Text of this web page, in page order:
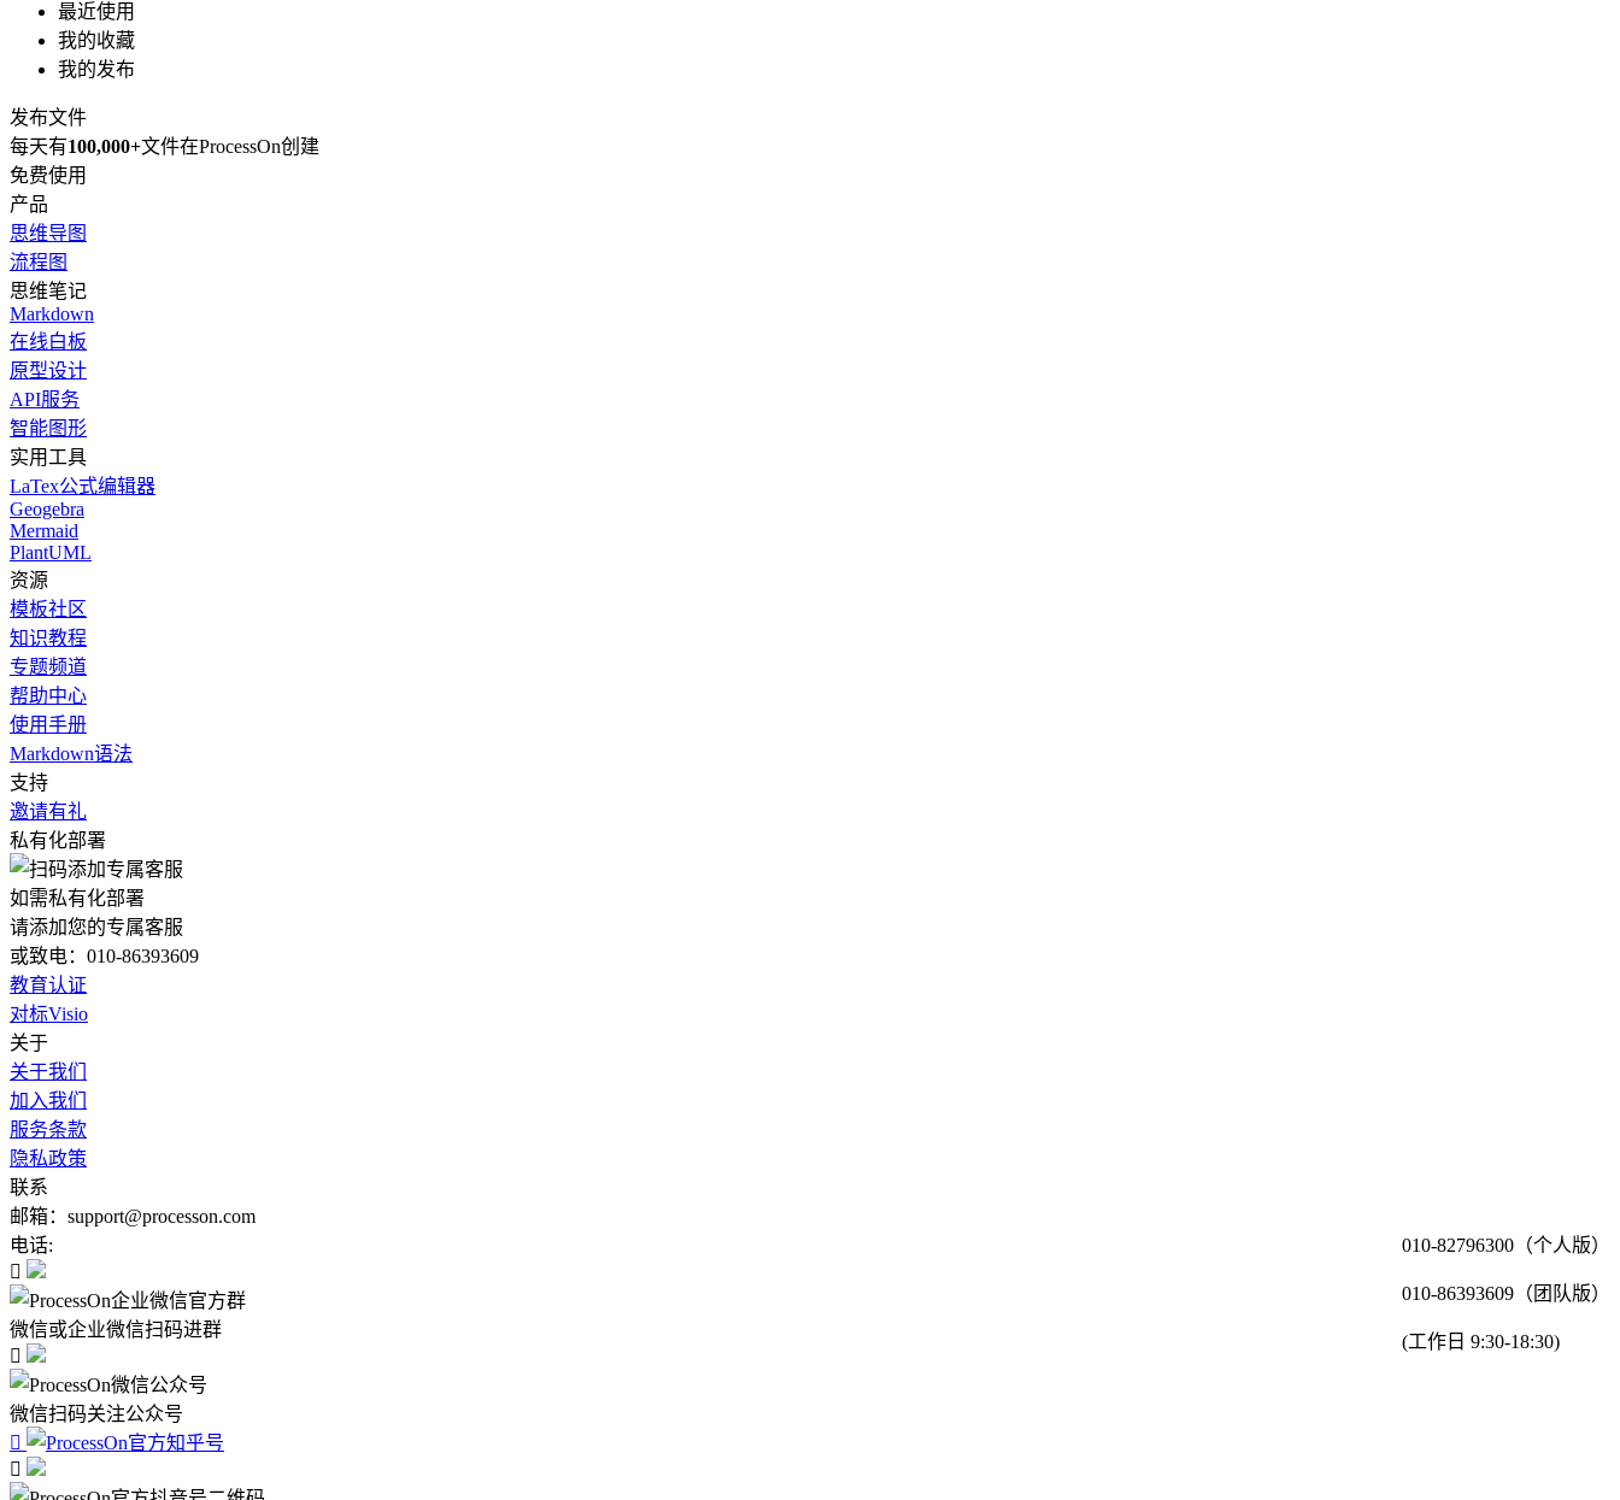
最近使用
我的收藏
我的发布
发布文件
每天有100,000+文件在ProcessOn创建
免费使用
产品
思维导图
流程图
思维笔记
Markdown
在线白板
原型设计
API服务
智能图形
实用工具
LaTex公式编辑器
Geogebra
Mermaid
PlantUML
资源
模板社区
知识教程
专题频道
帮助中心
使用手册
Markdown语法
支持
邀请有礼
私有化部署
如需私有化部署
请添加您的专属客服
或致电：010-86393609
教育认证
对标Visio
关于
关于我们
加入我们
服务条款
隐私政策
联系
邮箱：support@processon.com
电话:
010-82796300（个人版）
010-86393609（团队版）
(工作日 9:30-18:30)

微信或企业微信扫码进群

微信扫码关注公众号

